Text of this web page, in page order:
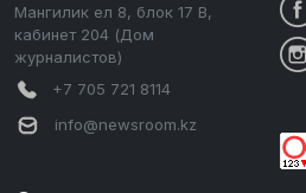
Мангилик ел 8, блок 17 В,
кабинет 204 (Дом
журналистов)
+7 705 721 8114
info@newsroom.kz